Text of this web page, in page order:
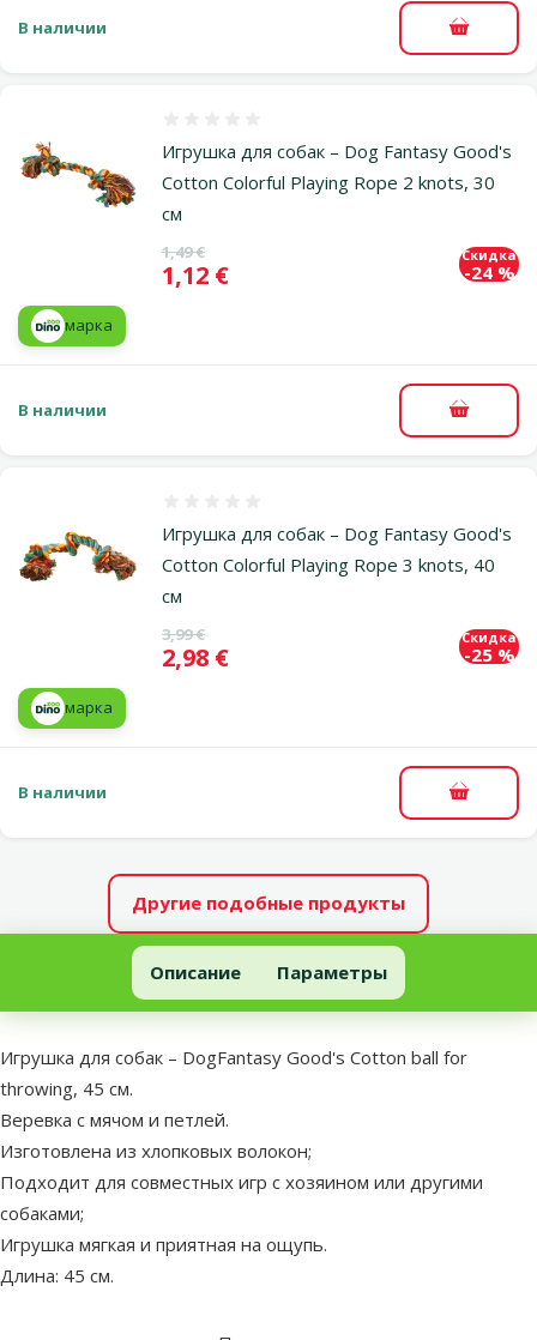
В наличии В
Игрушка для собак – Dog Fantasy Good's
Cotton Colorful Playing Rope 2 knots, 30
см
Исходная цена
1,49 €
Цена
1,12 €
Скидка
-24 %
марка
В наличии В
Игрушка для собак – Dog Fantasy Good's
Cotton Colorful Playing Rope 3 knots, 40
см
Исходная цена
3,99 €
Цена
2,98 €
Скидка
-25 %
марка
В наличии В
Другие подобные продукты
Игрушка для собак – DogFantasy Good's Cotton ball for
Описание Параметры
В начало страницы
superzoo.product.detail.content
Игрушка для собак – DogFantasy Good's Cotton ball for
throwing, 45 см.
Веревка с мячом и петлей.
Изготовлена из хлопковых волокон;
Подходит для совместных игр с хозяином или другими
собаками;
Игрушка мягкая и приятная на ощупь.
Длина: 45 см.